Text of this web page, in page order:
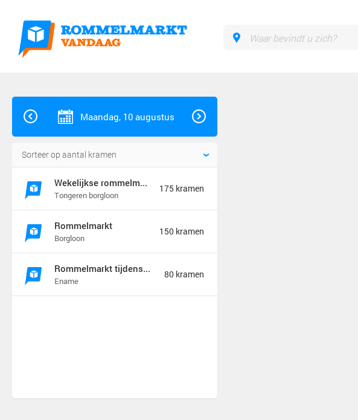
Maandag, 10 augustus
Wekelijkse rommelmarkt
Tongeren borgloon
175 kramen
Rommelmarkt
Borgloon
150 kramen
Rommelmarkt tijdens feeste t&#039;ename
Ename
80 kramen